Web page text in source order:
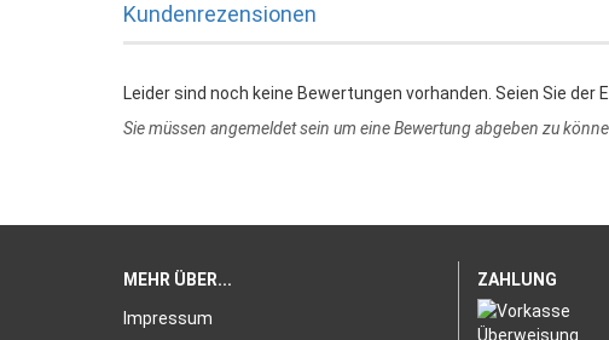
Kundenrezensionen
Leider sind noch keine Bewertungen vorhanden. Seien Sie der
Sie müssen angemeldet sein um eine Bewertung abgeben zu
MEHR ÜBER...
Impressum
ZAHLUNG